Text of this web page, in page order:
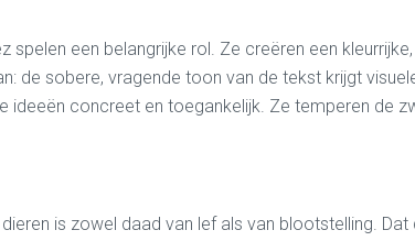
spelen een belangrijke rol. Ze creëren een
de sobere, vragende toon van de tekst krijgt
ideeën concreet en toegankelijk. Ze temperen de
is zowel daad van lef als van blootstelling.